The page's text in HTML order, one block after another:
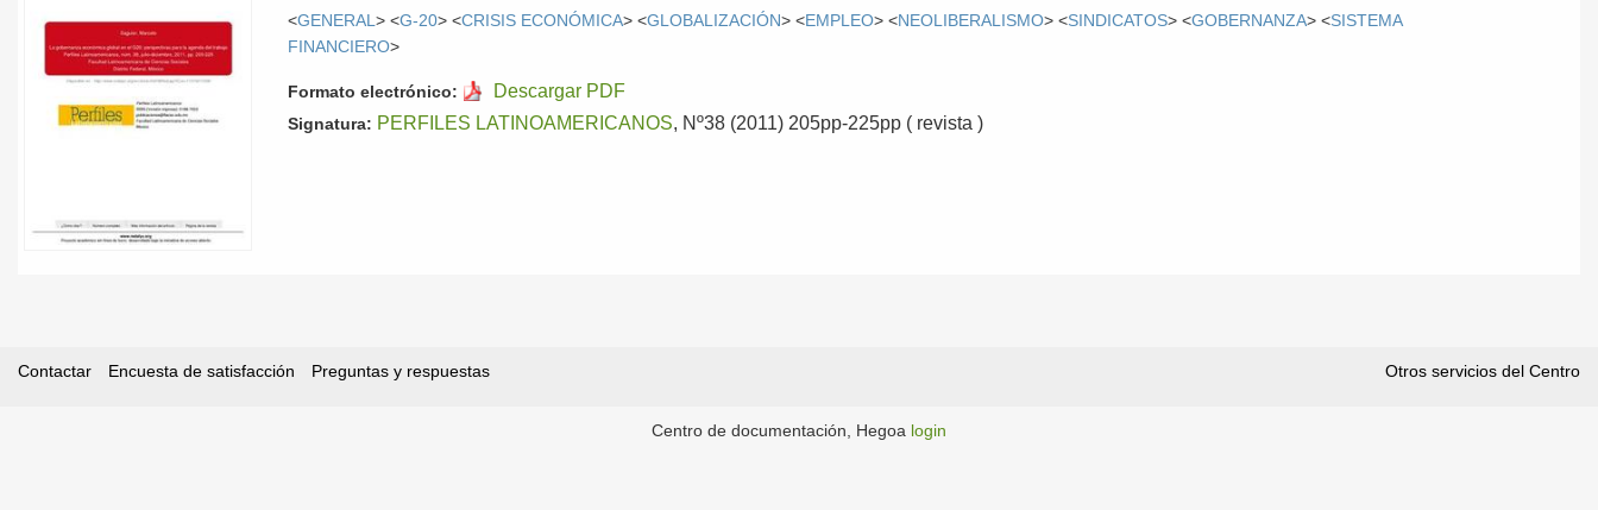
<GENERAL> <G-20> <CRISIS ECONÓMICA> <GLOBALIZACIÓN> <EMPLEO> <NEOLIBERALISMO> <SINDICATOS> <GOBERNANZA> <SISTEMA
FINANCIERO>
Formato electrónico: Descargar PDF
Signatura: PERFILES LATINOAMERICANOS, Nº38 (2011) 205pp-225pp ( revista )
Contactar Encuesta de satisfacción Preguntas y respuestas Otros servicios del Centro
Centro de documentación, Hegoa login